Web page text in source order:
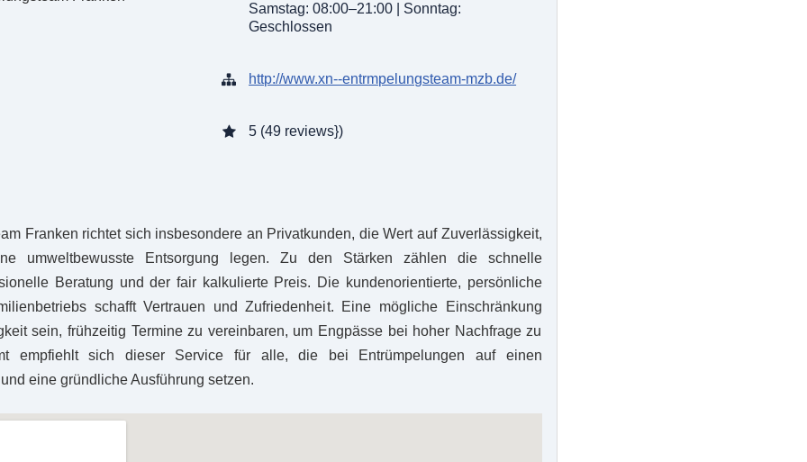
Samstag: 08:00–21:00 | Sonntag:
Geschlossen
http://www.xn--entrmpelungsteam-mzb.de/
5 (49 reviews})
Franken richtet sich insbesondere an Privatkunden, die Wert auf Zuverlässigkeit,
umweltbewusste Entsorgung legen. Zu den Stärken zählen die schnelle
Beratung und der fair kalkulierte Preis. Die kundenorientierte, persönliche
schafft Vertrauen und Zufriedenheit. Eine mögliche Einschränkung
sein, frühzeitig Termine zu vereinbaren, um Engpässe bei hoher Nachfrage zu
empfiehlt sich dieser Service für alle, die bei Entrümpelungen auf einen
eine gründliche Ausführung setzen.